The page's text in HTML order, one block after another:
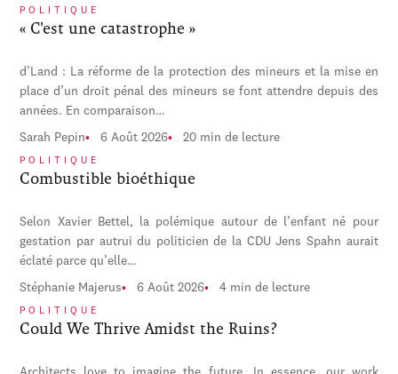
POLITIQUE
« C'est une catastrophe »
d’Land : La réforme de la protection des mineurs et la mise en
place d’un droit pénal des mineurs se font attendre depuis des
années. En comparaison…
Sarah Pepin 6 Août 2026 20 min de lecture
POLITIQUE
Combustible bioéthique
Selon Xavier Bettel, la polémique autour de l’enfant né pour
gestation par autrui du politicien de la CDU Jens Spahn aurait
éclaté parce qu’elle…
Stéphanie Majerus 6 Août 2026 4 min de lecture
POLITIQUE
Could We Thrive Amidst the Ruins?